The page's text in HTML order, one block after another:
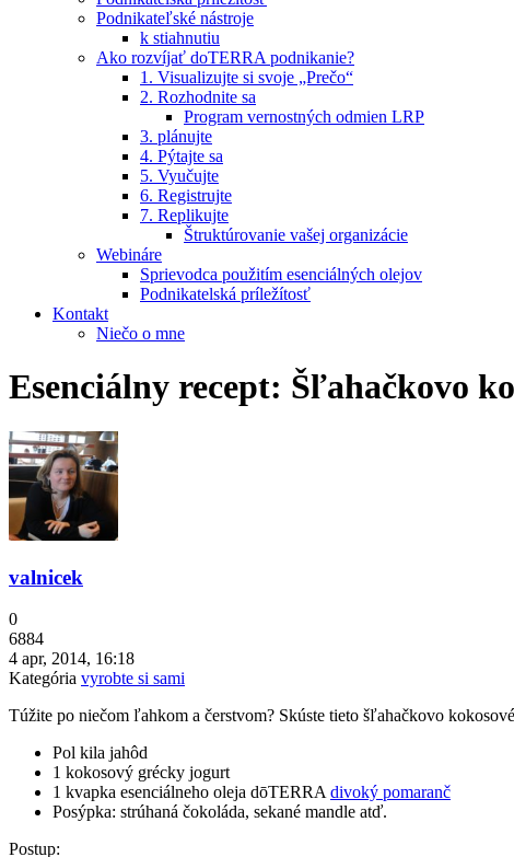
Podnikateľské nástroje
k stiahnutiu
Ako rozvíjať doTERRA podnikanie?
1. Visualizujte si svoje „Prečo“
2. Rozhodnite sa
Program vernostných odmien LRP
3. plánujte
4. Pýtajte sa
5. Vyučujte
6. Registrujte
7. Replikujte
Štruktúrovanie vašej organizácie
Webináre
Sprievodca použitím esenciálných olejov
Podnikatelská príležítosť
Kontakt
Niečo o mne
Esenciálny recept: Šľahačkovo
valnicek
0
6884
4 apr, 2014, 16:18
Kategória vyrobte si sami
Túžite po niečom ľahkom a čerstvom? Skúste tieto šľahačkovo
Pol kila jahôd
1 kokosový grécky jogurt
1 kvapka esenciálneho oleja dōTERRA divoký pomaranč
Posýpka: strúhaná čokoláda, sekané mandle atď.
Postup: